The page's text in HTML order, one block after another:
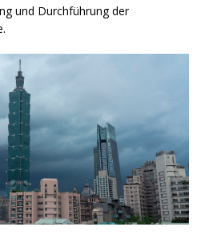
und Durchführung der